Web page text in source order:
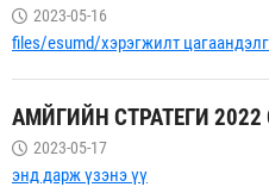
2023-05-16
files/esumd/хэрэгжилт
АМЙГИЙН СТРАТЕГИ
2023-05-17
энд дарж үзэнэ үү